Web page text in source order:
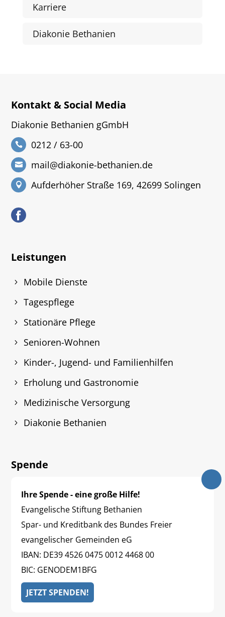
Karriere
Diakonie Bethanien
Kontakt & Social Media
Diakonie Bethanien gGmbH
0212 / 63-00
mail@diakonie-bethanien.de
Aufderhöher Straße 169, 42699 Solingen
Leistungen
Mobile Dienste
Tagespflege
Stationäre Pflege
Senioren-Wohnen
Kinder-, Jugend- und Familienhilfen
Erholung und Gastronomie
Medizinische Versorgung
Diakonie Bethanien
Spende
Ihre Spende - eine große Hilfe!
Evangelische Stiftung Bethanien
Spar- und Kreditbank des Bundes Freier
evangelischer Gemeinden eG
IBAN: DE39 4526 0475 0012 4468 00
BIC: GENODEM1BFG
JETZT SPENDEN!